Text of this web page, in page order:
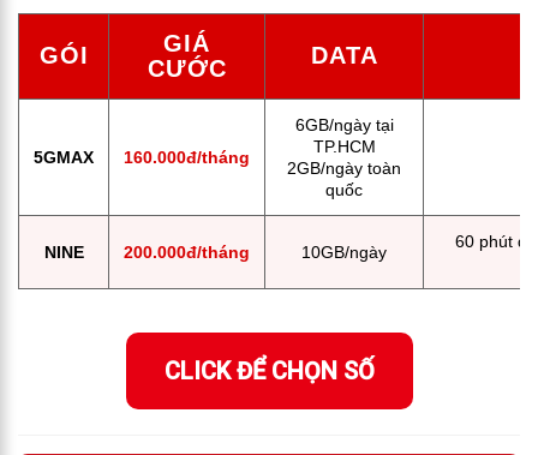
GÓI
GIÁ
CƯỚC
DATA
5GMAX 160.000đ/tháng
6GB/ngày tại
TP.HCM
2GB/ngày toàn
quốc
NINE 200.000đ/tháng 10GB/ngày
60 phút
CLICK ĐỂ CHỌN SỐ